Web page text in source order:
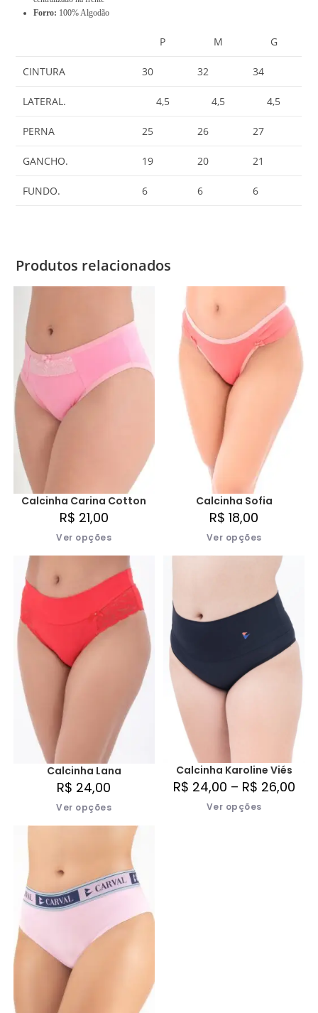
Forro: 100% Algodão
P M G
CINTURA 30 32 34
LATERAL. 4,5 4,5 4,5
PERNA 25 26 27
GANCHO. 19 20 21
FUNDO. 6 6 6
Produtos relacionados
Calcinha Carina Cotton
R$ 21,00
Ver opções
Calcinha Sofia
R$ 18,00
Ver opções
Calcinha Lana
R$ 24,00
Ver opções
Calcinha Karoline Viés
R$ 24,00 – R$ 26,00
Ver opções